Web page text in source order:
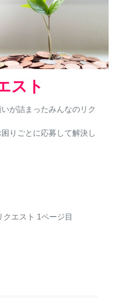
スト
が詰まったみんなのリク
りごとに応募して解決し
クエスト 1ページ目